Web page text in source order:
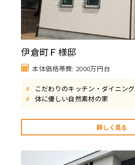
伊倉町Ｆ様邸
本体価格帯費: 2000万円台
# こだわりのキッチン・ダイニング
# 体に優しい自然素材の家
詳しく見る